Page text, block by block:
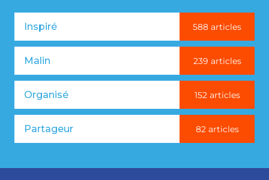
Inspiré 588 articles
Malin 239 articles
Organisé 152 articles
Partageur 82 articles